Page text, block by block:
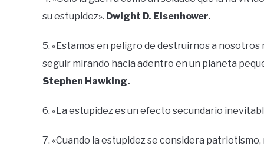
su estupidez». Dwight D. Eisenhower.
5. «Estamos en peligro de destruirnos a
seguir mirando hacia adentro en un planeta
Stephen Hawking.
6. «La estupidez es un efecto secundario
7. «Cuando la estupidez se considera